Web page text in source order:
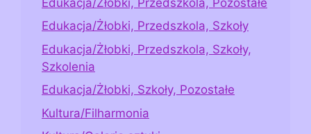
Edukacja/Żłobki, Przedszkola, Szkoły
Edukacja/Żłobki, Przedszkola, Szkoły,
Szkolenia
Edukacja/Żłobki, Szkoły, Pozostałe
Kultura/Filharmonia